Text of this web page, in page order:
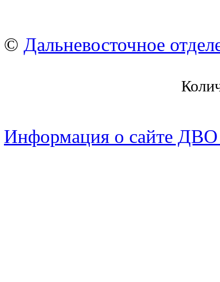
© Дальневосточное
Информация о сайте